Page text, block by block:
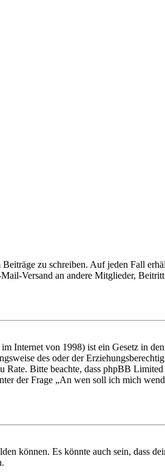
zu schreiben. Auf jeden Fall
Versand an andere Mitglieder,
Internet von 1998) ist ein Gesetz in
des oder der
Bitte beachte, dass phpBB Limited
der Frage „An wen soll ich mich
können. Es könnte auch sein, dass